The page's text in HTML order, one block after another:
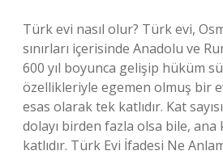
Türk evi nasıl olur? Türk evi,
sınırları içerisinde Anadolu ve
600 yıl boyunca gelişip hüküm
özellikleriyle egemen olmuş bir
esas olarak tek katlıdır. Kat
dolayı birden fazla olsa bile,
katlıdır. Türk Evi İfadesi Ne